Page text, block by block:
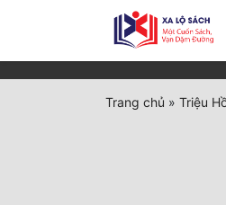
Trang chủ » Triệu